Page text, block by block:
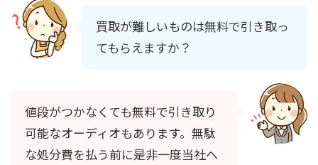
買取が難しいものは無料で引き取っ
てもらえますか？
値段がつかなくても無料で引き取り
可能なオーディオもあります。無駄
な処分費を払う前に是非一度当社へ